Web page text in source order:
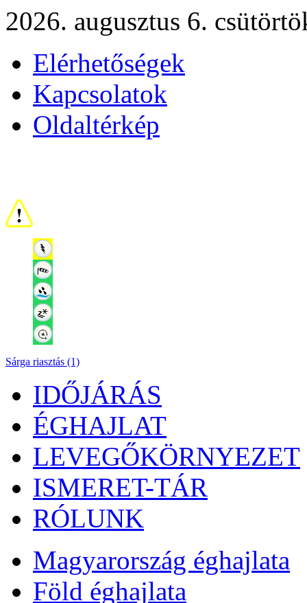
2026. augusztus 6.
Elérhetőségek
Kapcsolatok
Oldaltérkép
Sárga riasztás (1)
IDŐJÁRÁS
ÉGHAJLAT
LEVEGŐKÖRNYEZET
ISMERET-TÁR
RÓLUNK
Magyarország éghajlata
Föld éghajlata